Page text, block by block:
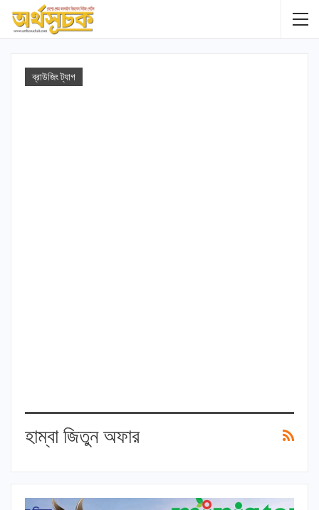
ব্রাউজিং ট্যাগ
হাম্বা জিতুন অফার